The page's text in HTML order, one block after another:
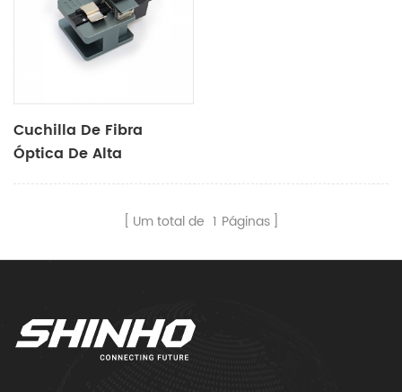
Cuchilla De Fibra
Óptica De Alta
Um total de 1 Páginas